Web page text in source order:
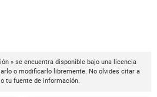
» se encuentra disponible bajo una licencia
o modificarlo libremente. No olvides citar a
tu fuente de información.